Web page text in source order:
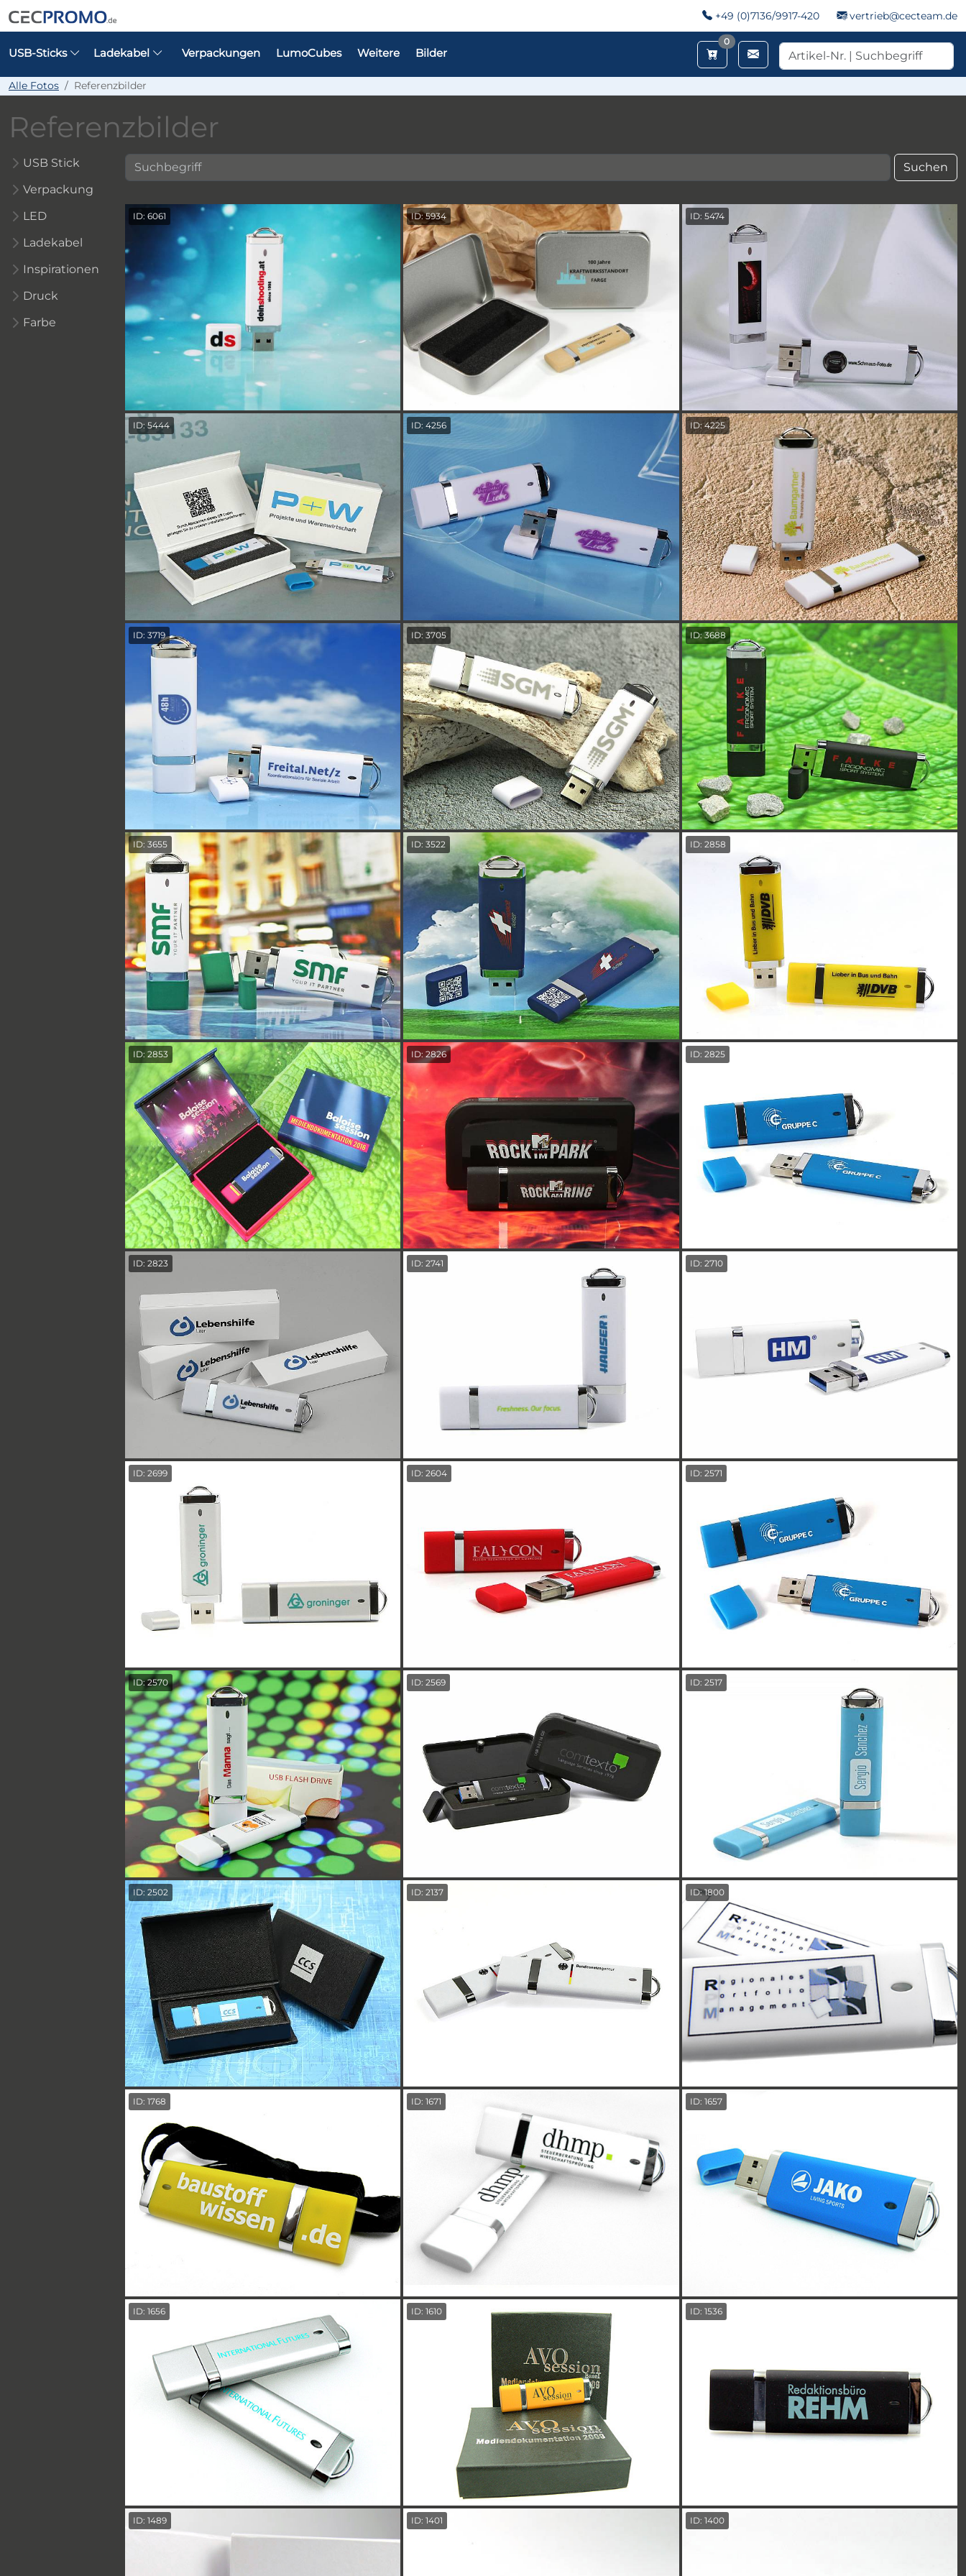
+49 (0)7136/9917-420 vertrieb@cecteam.de
USB-Sticks Ladekabel Verpackungen LumoCubes Weitere Bilder
0Merkzettel
Alle Fotos Referenzbilder
Referenzbilder
USB Stick
Verpackung
LED
Ladekabel
Inspirationen
Druck
Farbe
Suchen
ID: 6061 ID: 5934 ID: 5474
ID: 5444 ID: 4256 ID: 4225
ID: 3719 ID: 3705 ID: 3688
ID: 3655 ID: 3522 ID: 2858
ID: 2853 ID: 2826 ID: 2825
ID: 2823 ID: 2741 ID: 2710
ID: 2699 ID: 2604 ID: 2571
ID: 2570 ID: 2569 ID: 2517
ID: 2502 ID: 2137 ID: 1800
ID: 1768 ID: 1671 ID: 1657
ID: 1656 ID: 1610 ID: 1536
ID: 1489 ID: 1401 ID: 1400